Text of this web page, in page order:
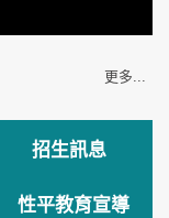
更多...
招生訊息
性平教育宣導